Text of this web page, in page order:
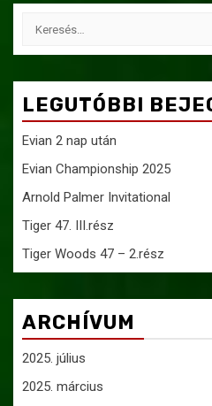
Keresés:
LEGUTÓBBI
Evian 2 nap után
Evian Championship 2025
Arnold Palmer Invitational
Tiger 47. III.rész
Tiger Woods 47 – 2.rész
ARCHÍVUM
2025. július
2025. március